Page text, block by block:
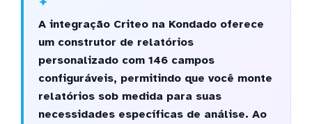
A integração Criteo na Kondado oferece
um construtor de relatórios
personalizado com 146 campos
configuráveis, permitindo que você monte
relatórios sob medida para suas
necessidades específicas de análise. Ao